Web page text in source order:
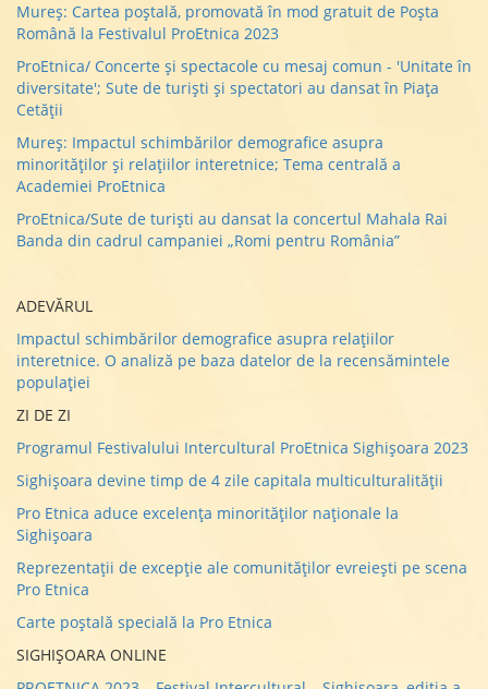
Mureş: Cartea poştală, promovată în mod gratuit de Poşta
Română la Festivalul ProEtnica 2023
ProEtnica/ Concerte şi spectacole cu mesaj comun - 'Unitate în
diversitate'; Sute de turiști și spectatori au dansat în Piața
Cetății
Mureş: Impactul schimbărilor demografice asupra
minorităţilor şi relațiilor interetnice; Tema centrală a
Academiei ProEtnica
ProEtnica/Sute de turişti au dansat la concertul Mahala Rai
Banda din cadrul campaniei „Romi pentru România”
ADEVĂRUL
Impactul schimbărilor demografice asupra relațiilor
interetnice. O analiză pe baza datelor de la recensămintele
populației
ZI DE ZI
Programul Festivalului Intercultural ProEtnica Sighișoara 2023
Sighişoara devine timp de 4 zile capitala multiculturalităţii
Pro Etnica aduce excelenţa minorităţilor naţionale la
Sighişoara
Reprezentaţii de excepţie ale comunităţilor evreieşti pe scena
Pro Etnica
Carte poştală specială la Pro Etnica
SIGHIȘOARA ONLINE